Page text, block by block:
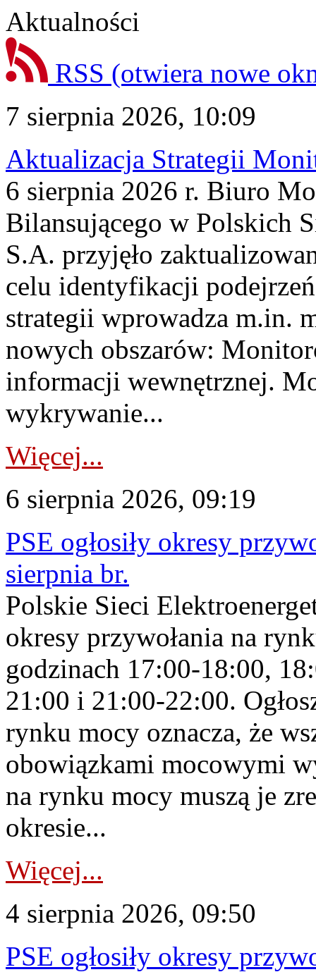
Aktualności
RSS (otwiera nowe
7 sierpnia 2026, 10:09
Aktualizacja Strategii
6 sierpnia 2026 r. Biuro
Bilansującego w Polskich
S.A. przyjęło
celu identyfikacji
strategii wprowadza m.in.
nowych obszarów:
informacji wewnętrznej.
wykrywanie...
Więcej...
6 sierpnia 2026, 09:19
PSE ogłosiły okresy
sierpnia br.
Polskie Sieci
okresy przywołania na
godzinach 17:00-18:00,
21:00 i 21:00-22:00.
rynku mocy oznacza, że
obowiązkami mocowymi
na rynku mocy muszą je
okresie...
Więcej...
4 sierpnia 2026, 09:50
PSE ogłosiły okresy